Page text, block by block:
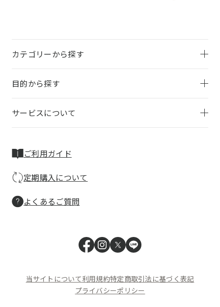
カテゴリーから探す
目的から探す
サービスについて
ご利用ガイド
定期購入について
よくあるご質問
当サイトについて利用規約特定商取引法に基づく表記
プライバシーポリシー